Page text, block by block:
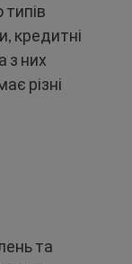
кредитні
з них
різні
та